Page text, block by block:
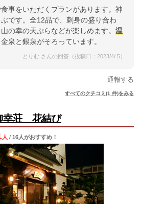
事をいただくプランがあります。神
です。全12品で、刺身の盛り合わ
の幸の天ぷらなどが楽しめます。 温
泉と銀泉がそろっています。
とりむ さんの回答（投稿日：2023/4/ 5）
通報する
すべてのクチコミ(1 件)をみる
荘 花結び
人 / 16人がおすすめ！